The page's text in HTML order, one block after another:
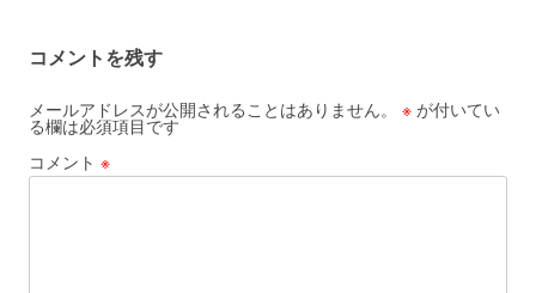
コメントを残す
メールアドレスが公開されることはありません。 ※ が付いてい
る欄は必須項目です
コメント ※